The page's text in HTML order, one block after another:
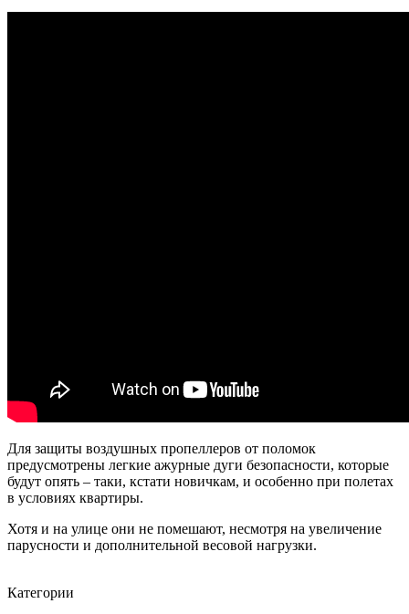
Для защиты воздушных пропеллеров от поломок
предусмотрены легкие ажурные дуги безопасности, которые
будут опять – таки, кстати новичкам, и особенно при полетах
в условиях квартиры.
Хотя и на улице они не помешают, несмотря на увеличение
парусности и дополнительной весовой нагрузки.
Категории